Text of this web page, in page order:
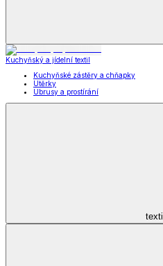
Kuchyňský a jídelní textil
Kuchyňské zástěry a chňapky
Utěrky
Ubrusy a prostírání
textil